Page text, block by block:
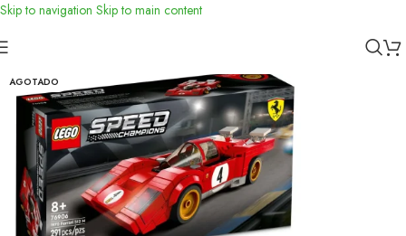
Skip to navigation Skip to main content
Inicio
AGOTADO